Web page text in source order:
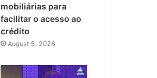
mobiliárias para
facilitar o acesso ao
crédito
August 5, 2026